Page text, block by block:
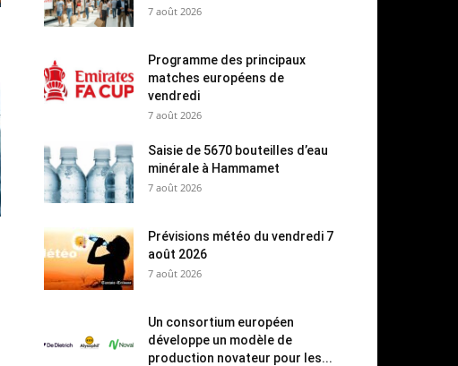
7 août 2026
Programme des principaux
matches européens de
vendredi
7 août 2026
Saisie de 5670 bouteilles d’eau
minérale à Hammamet
7 août 2026
Prévisions météo du vendredi 7
août 2026
7 août 2026
Un consortium européen
développe un modèle de
production novateur pour les...